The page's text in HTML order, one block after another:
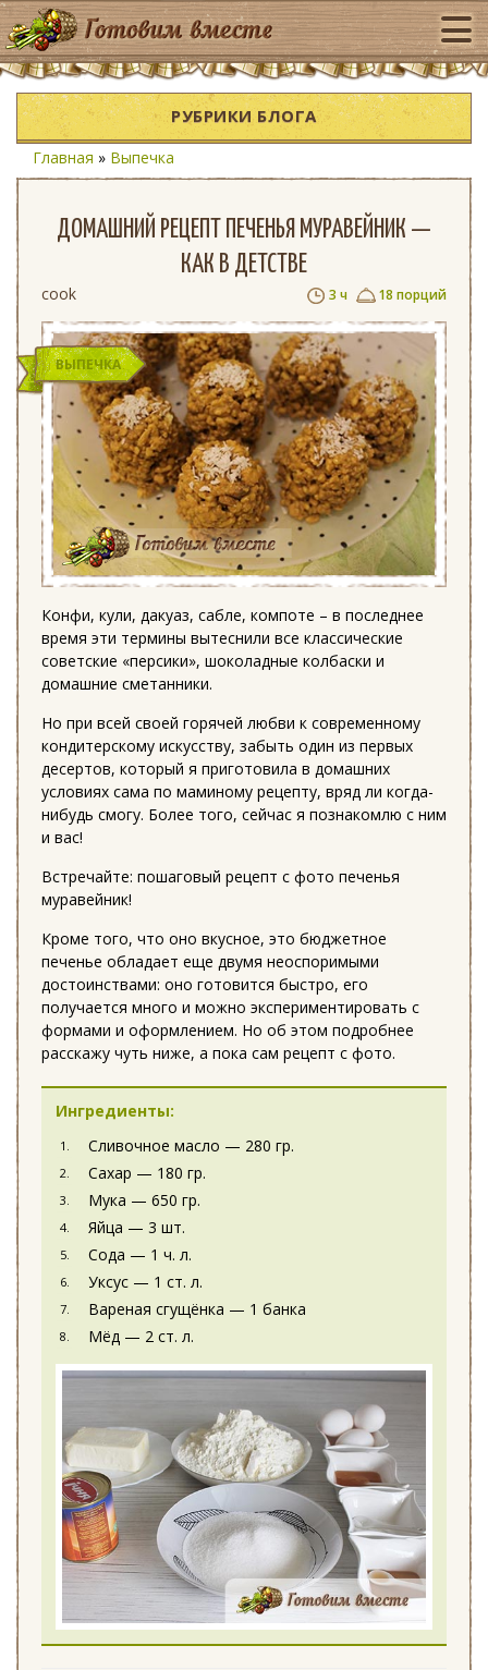
РУБРИКИ БЛОГА
Главная » Выпечка
ДОМАШНИЙ РЕЦЕПТ ПЕЧЕНЬЯ МУРАВЕЙНИК —
КАК В ДЕТСТВЕ
cook 3 ч 18 порций
ВЫПЕЧКА
Конфи, кули, дакуаз, сабле, компоте – в последнее
время эти термины вытеснили все классические
советские «персики», шоколадные колбаски и
домашние сметанники.
Но при всей своей горячей любви к современному
кондитерскому искусству, забыть один из первых
десертов, который я приготовила в домашних
условиях сама по маминому рецепту, вряд ли когда-
нибудь смогу. Более того, сейчас я познакомлю с ним
и вас!
Встречайте: пошаговый рецепт с фото печенья
муравейник!
Кроме того, что оно вкусное, это бюджетное
печенье обладает еще двумя неоспоримыми
достоинствами: оно готовится быстро, его
получается много и можно экспериментировать с
формами и оформлением. Но об этом подробнее
расскажу чуть ниже, а пока сам рецепт с фото.
Ингредиенты:
Сливочное масло — 280 гр.
Сахар — 180 гр.
Мука — 650 гр.
Яйца — 3 шт.
Сода — 1 ч. л.
Уксус — 1 ст. л.
Вареная сгущёнка — 1 банка
Мёд — 2 ст. л.